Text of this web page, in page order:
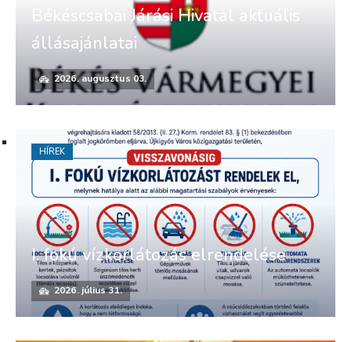
Békéscsabai Járási Hivatal aktuális
állásajánlatai
2026. augusztus 03.
I. fokú vízkorlátozás elrendelése
2026. július 31.
HÍREK